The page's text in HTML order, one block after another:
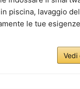
piscina, lavaggio
le tue
Vedi